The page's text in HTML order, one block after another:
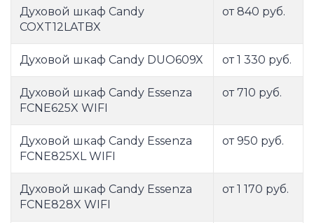
Духовой шкаф Candy
COXT12LATBX
от 840 руб.
Духовой шкаф Candy DUO609X от 1 330 руб.
Духовой шкаф Candy Essenza
FCNE625X WIFI
от 710 руб.
Духовой шкаф Candy Essenza
FCNE825XL WIFI
от 950 руб.
Духовой шкаф Candy Essenza
FCNE828X WIFI
от 1 170 руб.